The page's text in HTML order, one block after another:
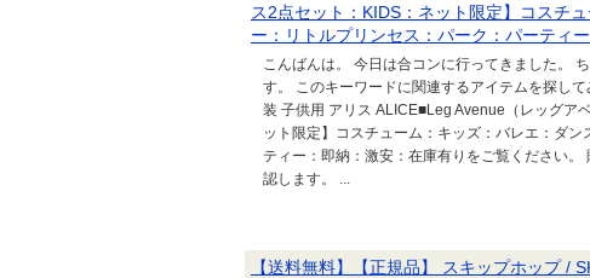
ス2点セット：KIDS：ネット限定】コスチ
ー：リトルプリンセス：パーク：パーティ
こんばんは。 今日は合コンに行ってきました。
す。 このキーワードに関連するアイテムを探し
装 子供用 アリス ALICE■Leg Avenue（レッグア
ット限定】コスチューム：キッズ：バレエ：ダ
ティー：即納：激安：在庫有りをご覧ください
認します。 ...
【送料無料】【正規品】 スキップホップ /